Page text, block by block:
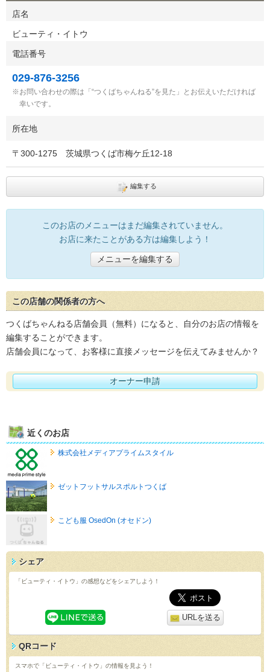
店名
ビューティ・イトウ
電話番号
029-876-3256
お問い合わせの際は「“つくばちゃんねる”を見た」とお伝えいただければ
幸いです。
所在地
〒 300-1275 茨城県つくば市梅ケ丘12-18
編集する
このお店のメニューはまだ編集されていません。
お店に来たことがある方は編集しよう！
メニューを編集する
この店舗の関係者の方へ
つくばちゃんねる店舗会員（無料）になると、自分のお店の情報を
編集することができます。
店舗会員になって、お客様に直接メッセージを伝えてみませんか？
オーナー申請
近くのお店
株式会社メディアプライムスタイル
ゼットフットサルスポルトつくば
こども服 OsedOn (オセドン)
シェア
「ビューティ・イトウ」の感想などをシェアしよう！
URLを送る
QRコード
スマホで「ビューティ・イトウ」の情報を見よう！